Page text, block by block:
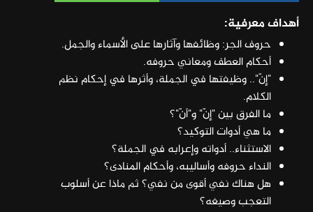
أهداف معرفية:
حروف الجر: وظائفها وآثارها على الأسماء والجمل.
أحكام العطف ومعاني حروفه.
"إنّ".. وظيفتها في الجملة، وأثرها في إحكام نظم
الكلام.
ما الفرق بين "إنّ" و"أنّ"؟
ما هي أدوات التوكيد؟
الاستثناء.. أدواته وإعرابه في الجملة؟
النداء حروفه وأساليبه، وأحكام المنادى؟
هل هناك نفي أقوى من نفي؟ ثم ماذا عن أسلوب
التعجب وصيغه؟